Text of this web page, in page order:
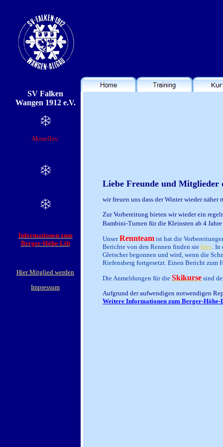
SV Falken
Wangen 1912 e.V.
Aktuelles:
Informationen zum
Berger-Höhe-Lift
Hier Mitglied werden
Impressum
Liebe Freunde und Mitglieder
wir freuen uns dass der Winter wieder näher
Zur Vorbereitung bieten wir wieder ein
Bambini-Turnen für die Kleinsten ab 4
UnserRennteam ist hat die
Berichte von den Rennen finden sie hier .
Gletscher begonnen und wird, wenn die
Riefensberg fortgesetzt. Einen Bericht zum
Die Anmeldungen für die Skikurse sind
Aufgrund der aufwendigen notwendigen
Weitere Informationen zum Berger-